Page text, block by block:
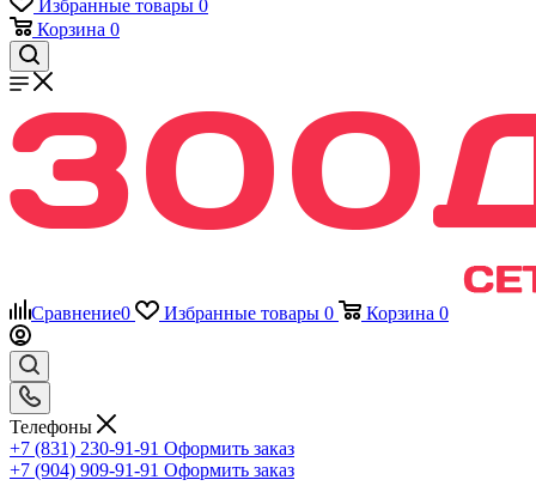
Избранные товары 0
Корзина 0
Сравнение0 Избранные товары 0 Корзина 0
Телефоны
+7 (831) 230-91-91 Оформить заказ
+7 (904) 909-91-91 Оформить заказ